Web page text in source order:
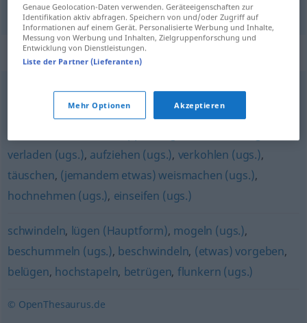
Synonyme für "verschaukeln"
verladen (ugs.) versetzen
verladen (ugs.), aufziehen (ugs.), verkohlen (ugs.),
täuschen, (jemandem etwas) weismachen (ugs.),
hochnehmen (ugs.), einseifen (ugs.)
schwindeln, lügen (Hauptform), mogeln (ugs.),
beschummeln (ugs.), beschwindeln, (etwas) vorgeben,
belügen, hochstapeln, betrügen, flunkern (ugs.)
© OpenThesaurus.de
Genaue Geolocation-Daten verwenden. Geräteeigenschaften zur
Identifikation aktiv abfragen. Speichern von und/oder Zugriff auf
Informationen auf einem Gerät. Personalisierte Werbung und Inhalte,
Messung von Werbung und Inhalten, Zielgruppenforschung und
Entwicklung von Dienstleistungen.
Liste der Partner (Lieferanten)
Mehr Optionen Akzeptieren